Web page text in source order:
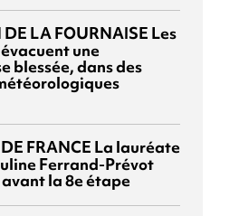
DE LA FOURNAISE Les
une
blessée, dans des
FRANCE La lauréate
Ferrand-Prévot
la 8e étape